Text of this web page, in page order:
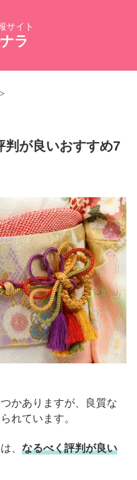
サイト
ラ
>
判が良いおすすめ7
かありますが、良質な
れています。
、 なるべく評判が良い